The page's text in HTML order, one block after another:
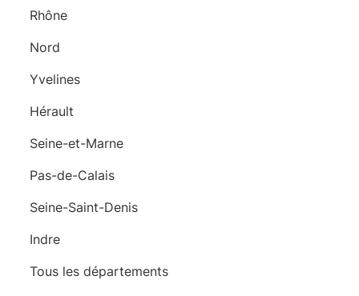
Rhône
Nord
Yvelines
Hérault
Seine-et-Marne
Pas-de-Calais
Seine-Saint-Denis
Indre
Tous les départements